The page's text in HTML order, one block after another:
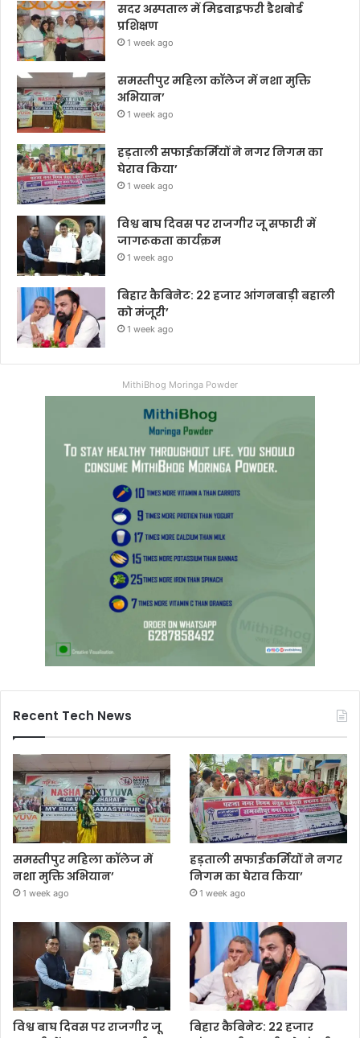
सदर अस्पताल में मिडवाइफरी डैशबोर्ड
प्रशिक्षण
1 week ago
समस्तीपुर महिला कॉलेज में नशा मुक्ति
अभियान’
1 week ago
हड़ताली सफाईकर्मियों ने नगर निगम का
घेराव किया’
1 week ago
विश्व बाघ दिवस पर राजगीर जू सफारी में
जागरूकता कार्यक्रम
1 week ago
बिहार कैबिनेट: 22 हजार आंगनबाड़ी बहाली
को मंजूरी’
1 week ago
MithiBhog Moringa Powder
Recent Tech News
समस्तीपुर महिला कॉलेज में
नशा मुक्ति अभियान’
1 week ago
हड़ताली सफाईकर्मियों ने नगर
निगम का घेराव किया’
1 week ago
विश्व बाघ दिवस पर राजगीर जू
बिहार कैबिनेट: 22 हजार